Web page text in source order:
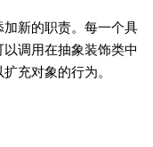
新的职责。每一个具
调用在抽象装饰类中
充对象的行为。